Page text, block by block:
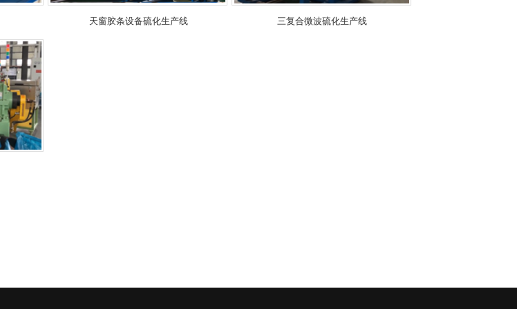
天窗胶条设备硫化生产线 三复合微波硫化生产线